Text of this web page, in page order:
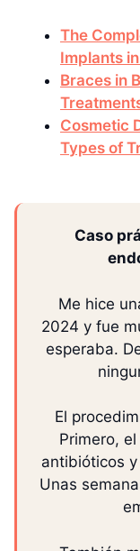
The
Implants
Braces in
Cosmetic
Types of
Caso
Me hice
2024 y fue
esperaba.
El
Primero,
antibióticos
Unas